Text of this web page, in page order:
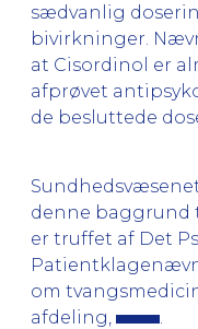
sædvanlig
bivirkninger.
at Cisordinol er
afprøvet
de besluttede
denne baggrund
er truffet af Det
om
afdeling,